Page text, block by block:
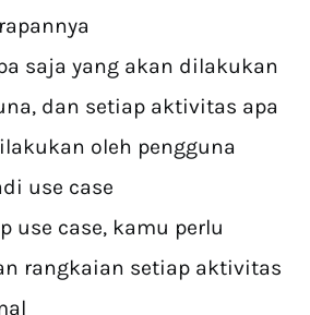
saja yang akan dilakukan
dan setiap aktivitas apa
oleh pengguna
use case
use case, kamu perlu
rangkaian setiap aktivitas